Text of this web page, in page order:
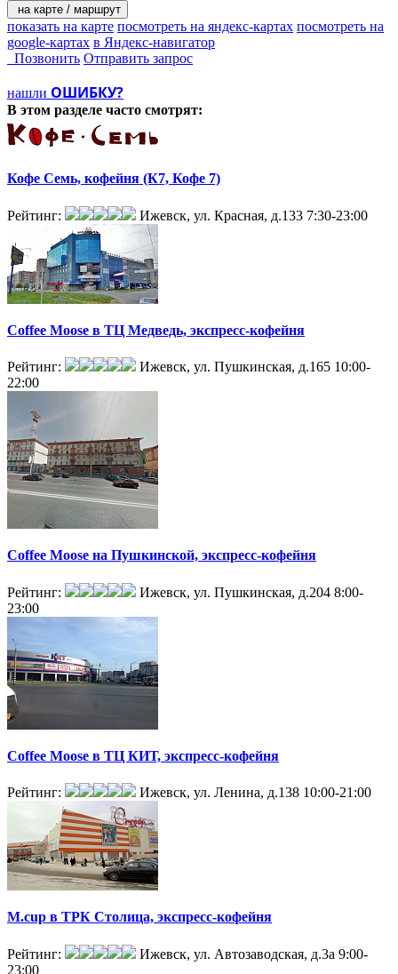
на карте / маршрут
показать на карте посмотреть на яндекс-картах посмотреть на
google-картах в Яндекс-навигатор
Позвонить Отправить запрос
нашли ОШИБКУ?
В этом разделе часто смотрят:
Кофе Семь, кофейня (К7, Кофе 7)
Рейтинг: Ижевск, ул. Красная, д.133 7:30-23:00
Coffee Moose в ТЦ Медведь, экспресс-кофейня
Рейтинг: Ижевск, ул. Пушкинская, д.165 10:00-
22:00
Coffee Moose на Пушкинской, экспресс-кофейня
Рейтинг: Ижевск, ул. Пушкинская, д.204 8:00-
23:00
Coffee Moose в ТЦ КИТ, экспресс-кофейня
Рейтинг: Ижевск, ул. Ленина, д.138 10:00-21:00
M.cup в ТРК Столица, экспресс-кофейня
Рейтинг: Ижевск, ул. Автозаводская, д.3а 9:00-
23:00